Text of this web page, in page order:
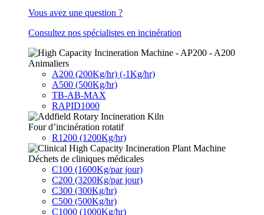
Vous avez une question ?
Consultez nos spécialistes en incinération
Animaliers
A200 (200Kg/hr) (-1Kg/hr)
A500 (500Kg/hr)
TB-AB-MAX
RAPID1000
Four d’incinération rotatif
R1200 (1200Kg/hr)
Déchets de cliniques médicales
C100 (1600Kg/par jour)
C200 (3200Kg/par jour)
C300 (300Kg/hr)
C500 (500Kg/hr)
C1000 (1000Kg/hr)